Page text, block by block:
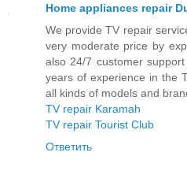
Home appliances repair
We provide TV repair
very moderate price by
also 24/7 customer
years of experience in the
all kinds of models and
TV repair Karamah
TV repair Tourist Club
Ответить